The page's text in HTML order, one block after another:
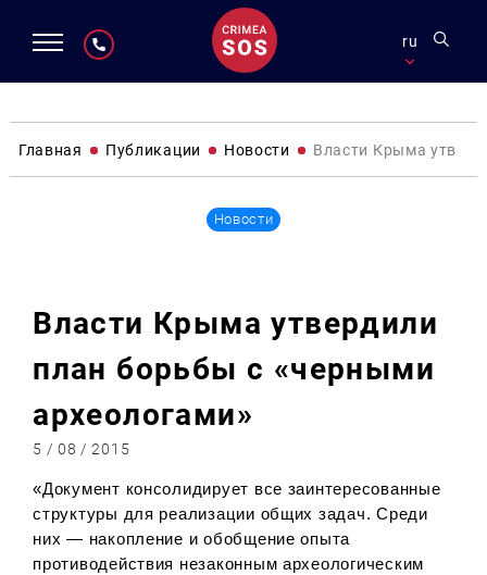
ru
Главная Публикации Новости Власти Крыма
Новости
Власти Крыма утвердили
план борьбы с «черными
археологами»
5 / 08 / 2015
«Документ консолидирует все заинтересованные
структуры для реализации общих задач. Среди
них — накопление и обобщение опыта
противодействия незаконным археологическим